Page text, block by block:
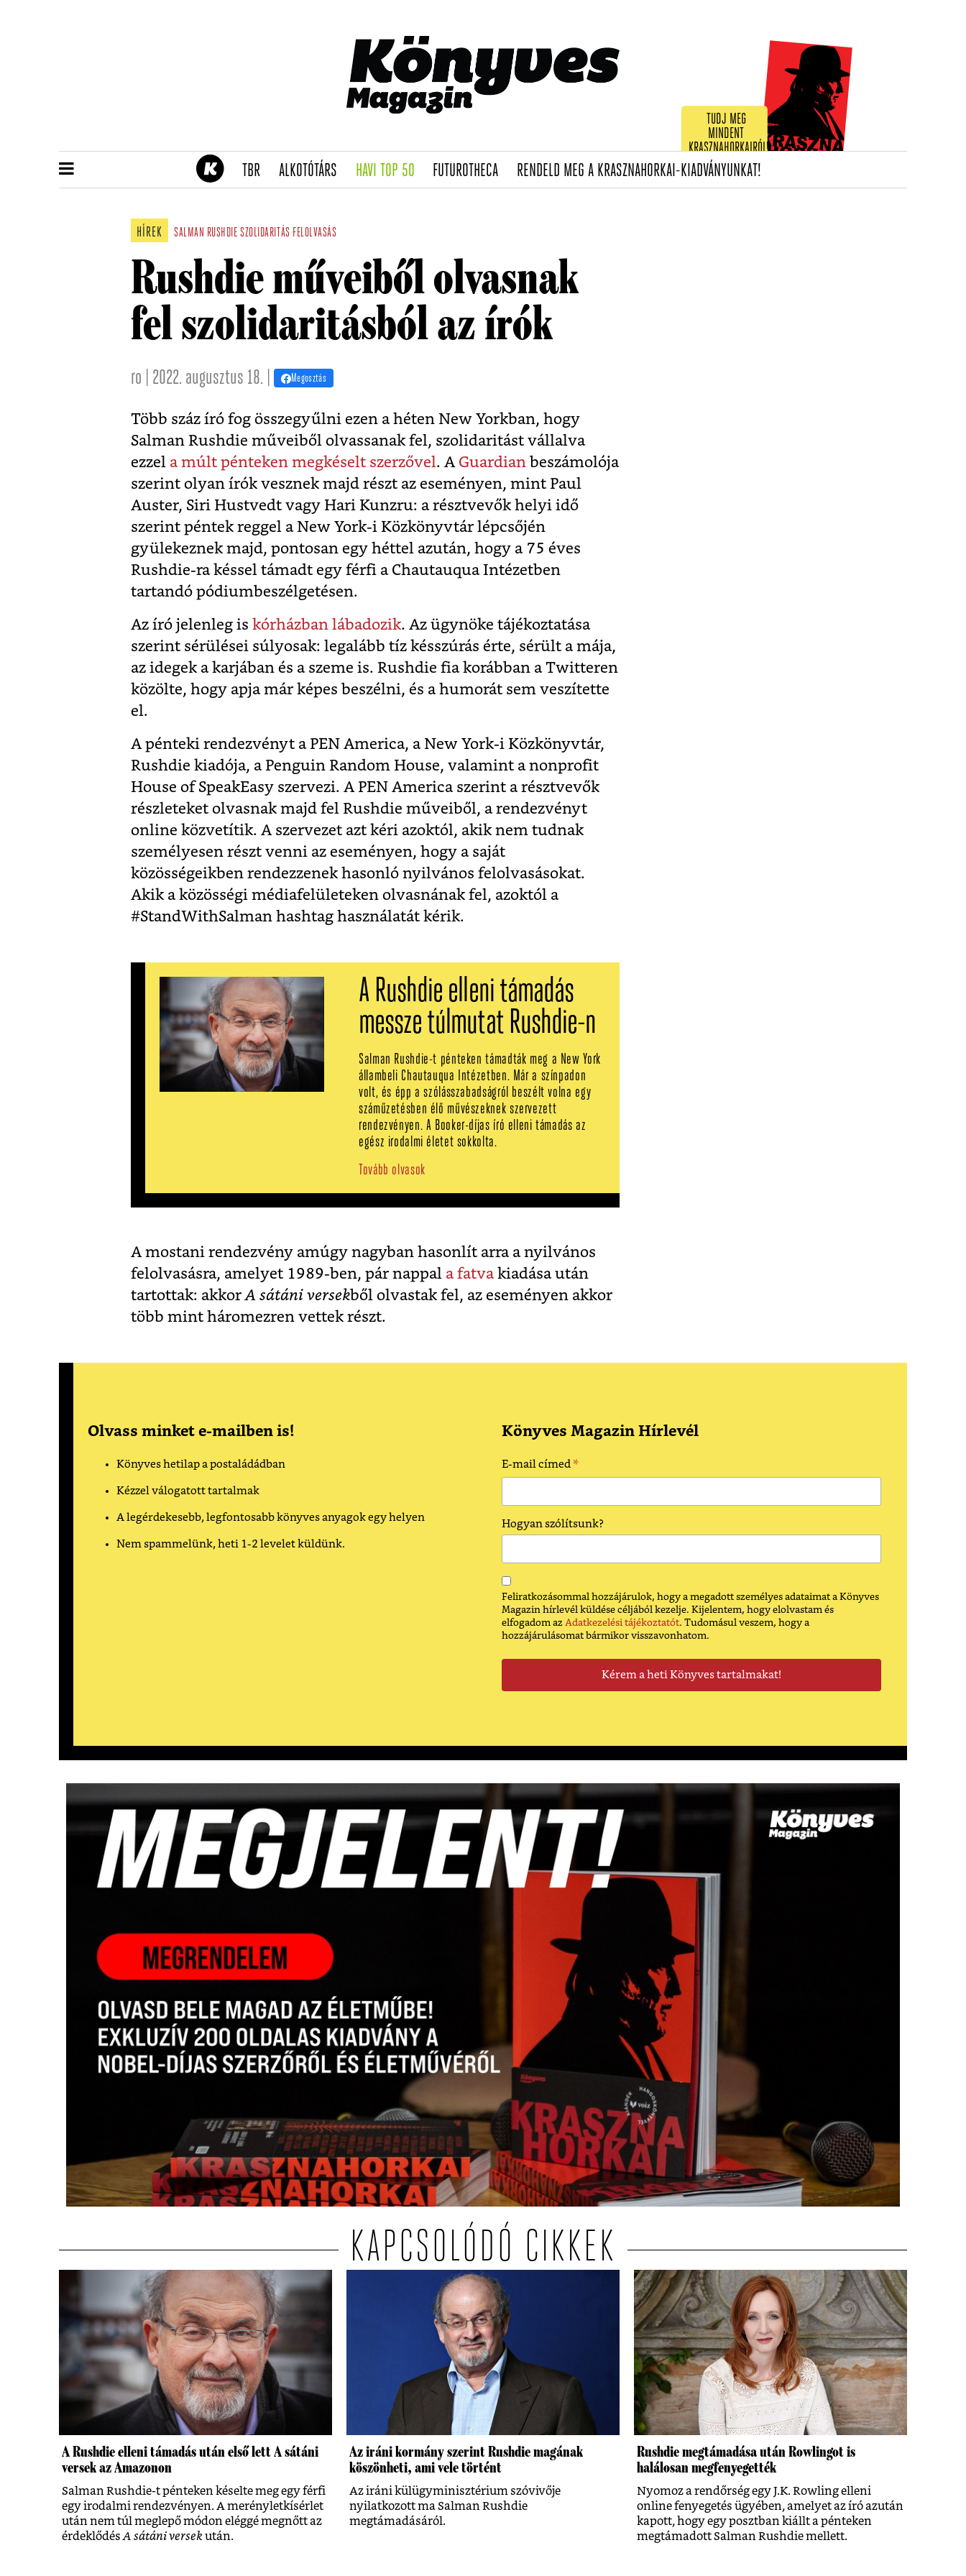
TUDJ MEG
MINDENT
KRASZNAHORKAIRÓL!
TBR(CURRENT)
ALKOTÓTÁRS(CURRENT)
HAVI TOP 50(CURRENT)
FUTUROTHECA(CURRENT)
RENDELD MEG A KRASZNAHORKAI-KIADVÁNYUNKAT!(CURRENT)
HÍREK SALMAN RUSHDIE SZOLIDARITÁS FELOLVASÁS
Rushdie műveiből olvasnak
fel szolidaritásból az írók
ro | 2022. augusztus 18. | Megosztás
Több száz író fog összegyűlni ezen a héten New Yorkban, hogy
Salman Rushdie műveiből olvassanak fel, szolidaritást vállalva
ezzel a múlt pénteken megkéselt szerzővel. A Guardian beszámolója
szerint olyan írók vesznek majd részt az eseményen, mint Paul
Auster, Siri Hustvedt vagy Hari Kunzru: a résztvevők helyi idő
szerint péntek reggel a New York-i Közkönyvtár lépcsőjén
gyülekeznek majd, pontosan egy héttel azután, hogy a 75 éves
Rushdie-ra késsel támadt egy férfi a Chautauqua Intézetben
tartandó pódiumbeszélgetésen.
Az író jelenleg is kórházban lábadozik. Az ügynöke tájékoztatása
szerint sérülései súlyosak: legalább tíz késszúrás érte, sérült a mája,
az idegek a karjában és a szeme is. Rushdie fia korábban a Twitteren
közölte, hogy apja már képes beszélni, és a humorát sem veszítette
el.
A pénteki rendezvényt a PEN America, a New York-i Közkönyvtár,
Rushdie kiadója, a Penguin Random House, valamint a nonprofit
House of SpeakEasy szervezi. A PEN America szerint a résztvevők
részleteket olvasnak majd fel Rushdie műveiből, a rendezvényt
online közvetítik. A szervezet azt kéri azoktól, akik nem tudnak
személyesen részt venni az eseményen, hogy a saját
közösségeikben rendezzenek hasonló nyilvános felolvasásokat.
Akik a közösségi médiafelületeken olvasnának fel, azoktól a
#StandWithSalman hashtag használatát kérik.
A Rushdie elleni támadás
messze túlmutat Rushdie-n
Salman Rushdie-t pénteken támadták meg a New York
állambeli Chautauqua Intézetben. Már a színpadon
volt, és épp a szólásszabadságról beszélt volna egy
száműzetésben élő művészeknek szervezett
rendezvényen. A Booker-díjas író elleni támadás az
egész irodalmi életet sokkolta.
Tovább olvasok
A mostani rendezvény amúgy nagyban hasonlít arra a nyilvános
felolvasásra, amelyet 1989-ben, pár nappal a fatvakiadása után
tartottak: akkor A sátáni versekből olvastak fel, az eseményen akkor
több mint háromezren vettek részt.
Olvass minket e-mailben is!
Könyves hetilap a postaládádban
Kézzel válogatott tartalmak
A legérdekesebb, legfontosabb könyves anyagok egy helyen
Nem spammelünk, heti 1-2 levelet küldünk.
Könyves Magazin Hírlevél
E-mail címed *
Hogyan szólítsunk?
Feliratkozásommal hozzájárulok, hogy a megadott személyes adataimat a Könyves
Magazin hírlevél küldése céljából kezelje. Kijelentem, hogy elolvastam és
elfogadom az Adatkezelési tájékoztatót. Tudomásul veszem, hogy a
hozzájárulásomat bármikor visszavonhatom.
KAPCSOLÓDÓ CIKKEK
A Rushdie elleni támadás után első lett A sátáni
versek az Amazonon
Salman Rushdie-t pénteken késelte meg egy férfi
egy irodalmi rendezvényen. A merényletkísérlet
után nem túl meglepő módon eléggé megnőtt az
érdeklődés A sátáni versek után.
Az iráni kormány szerint Rushdie magának
köszönheti, ami vele történt
Az iráni külügyminisztérium szóvivője
nyilatkozott ma Salman Rushdie
megtámadásáról.
Rushdie megtámadása után Rowlingot is
halálosan megfenyegették
Nyomoz a rendőrség egy J.K. Rowling elleni
online fenyegetés ügyében, amelyet az író azután
kapott, hogy egy posztban kiállt a pénteken
megtámadott Salman Rushdie mellett.